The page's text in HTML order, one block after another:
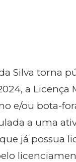
Silva torna
a
e/ou bota-
a uma
já possua